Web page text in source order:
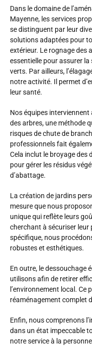
Dans le domaine de
Mayenne, les services
se distinguent par leur
solutions adaptées pour
extérieur. Le rognage des
essentielle pour assurer la
verts. Par ailleurs,
notre activité. Il permet
leur santé.
Nos équipes
des arbres, une méthode
risques de chute de
professionnels fait
Cela inclut le broyage des
pour gérer les résidus
d’abattage.
La création de jardins
mesure que nous
unique qui reflète leurs
cherchant à sécuriser leur
spécifique, nous
robustes et esthétiques.
En outre, le dessouchage
utilisons afin de retirer
l’environnement local.
réaménagement complet
Enfin, nous comprenons
dans un état impeccable
notre service à la